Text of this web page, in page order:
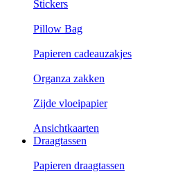
Stickers
Pillow Bag
Papieren cadeauzakjes
Organza zakken
Zijde vloeipapier
Ansichtkaarten
Draagtassen
Papieren draagtassen